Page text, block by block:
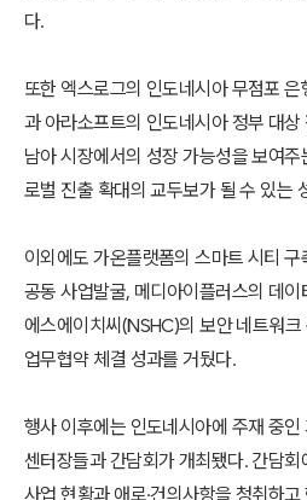
다.
또한 엑스로그의 인도네시아 무점포
과 아라소프트의 인도네시아 정부 대
남아 시장에서의 성장 가능성을 보여
로벌 진출 확대의 교두보가 될 수 있는
이외에도 가온플랫폼의 스마트 시티
공동 사업발굴, 메디아이플러스의 데
에스에이치씨(NSHC)의 보안 네트워크
업무협약 체결 성과를 거뒀다.
행사 이후에는 인도네시아에 주재 중
센터장들과 간담회가 개최됐다. 간담
사업 현황과 애로·건의사항을 청취하